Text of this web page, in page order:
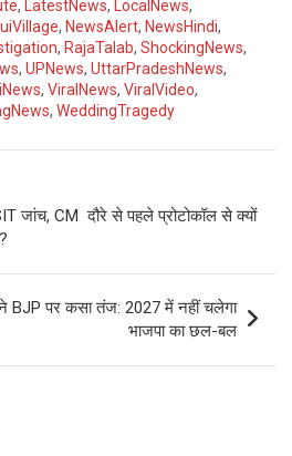
, LatestNews, LocalNews,
, NewsAlert, NewsHindi,
, RajaTalab, ShockingNews,
, UPNews, UttarPradeshNews,
, ViralNews, ViralVideo,
, WeddingTragedy
जांच, CM दौरे से पहले प्रोटोकॉल से क्यों
BJP पर कसा तंज: 2027 में नहीं चलेगा
भाजपा का छल-बल